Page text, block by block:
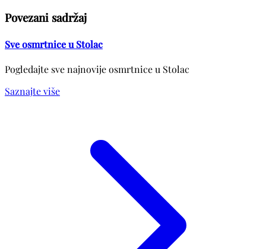
Povezani sadržaj
Sve osmrtnice u Stolac
Pogledajte sve najnovije osmrtnice u Stolac
Saznajte više